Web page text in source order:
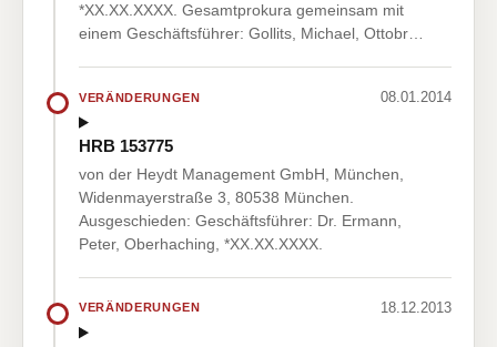
*XX.XX.XXXX. Gesamtprokura gemeinsam mit
einem Geschäftsführer: Gollits, Michael, Ottobr…
VERÄNDERUNGEN 08.01.2014
HRB 153775
von der Heydt Management GmbH, München,
Widenmayerstraße 3, 80538 München.
Ausgeschieden: Geschäftsführer: Dr. Ermann,
Peter, Oberhaching, *XX.XX.XXXX.
VERÄNDERUNGEN 18.12.2013